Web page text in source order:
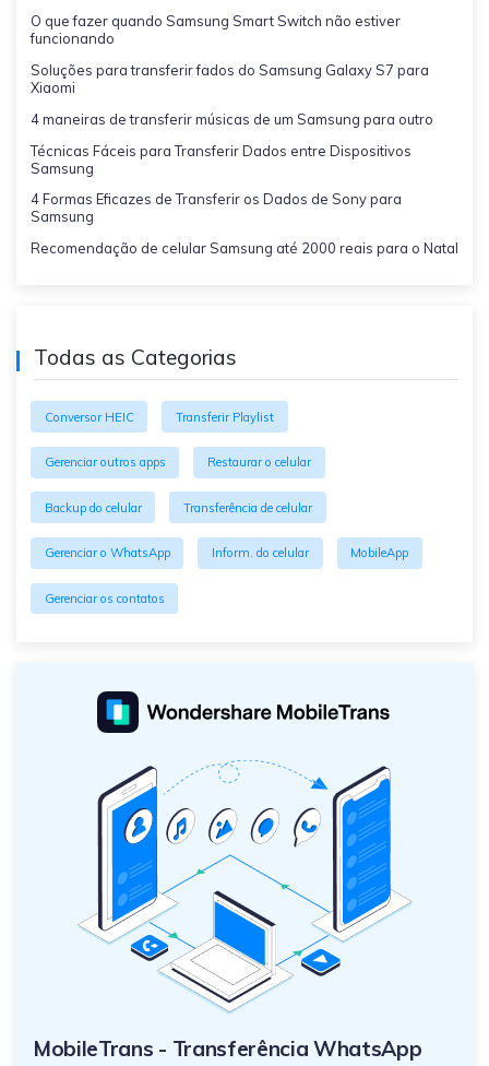
O que fazer quando Samsung Smart Switch não estiver
funcionando
Soluções para transferir fados do Samsung Galaxy S7 para
Xiaomi
4 maneiras de transferir músicas de um Samsung para outro
Técnicas Fáceis para Transferir Dados entre Dispositivos
Samsung
4 Formas Eficazes de Transferir os Dados de Sony para
Samsung
Recomendação de celular Samsung até 2000 reais para o Natal
Todas as Categorias
Conversor HEIC Transferir Playlist
Gerenciar outros apps Restaurar o celular
Backup do celular Transferência de celular
Gerenciar o WhatsApp Inform. do celular MobileApp
Gerenciar os contatos
MobileTrans - Transferência WhatsApp